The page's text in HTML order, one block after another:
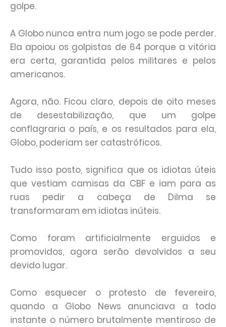
golpe.
A Globo nunca entra num jogo se pode perder.
Ela apoiou os golpistas de 64 porque a vitória
era certa, garantida pelos militares e pelos
americanos.
Agora, não. Ficou claro, depois de oito meses
de desestabilização, que um golpe
conflagraria o país, e os resultados para ela,
Globo, poderiam ser catastróficos.
Tudo isso posto, significa que os idiotas úteis
que vestiam camisas da CBF e iam para as
ruas pedir a cabeça de Dilma se
transformaram em idiotas inúteis.
Como foram artificialmente erguidos e
promovidos, agora serão devolvidos a seu
devido lugar.
Como esquecer o protesto de fevereiro,
quando a Globo News anunciava a todo
instante o número brutalmente mentiroso de